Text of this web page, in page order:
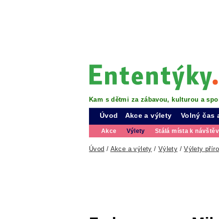
Kam s dětmi za zábavou, kulturou a
Úvod Akce a výlety
Akce Výlety Stálá místa k
Volný čas
Úvod / Akce a výlety / Výlety /Výlety